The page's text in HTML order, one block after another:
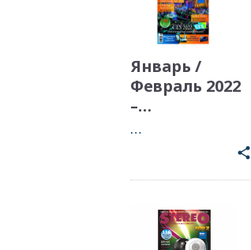
Январь /
Февраль 2022
–…
…
share